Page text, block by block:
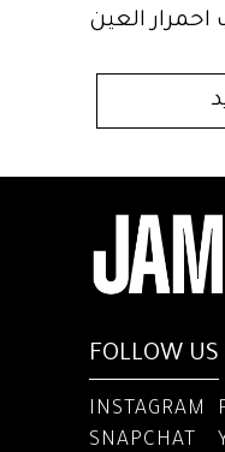
العين
FOLLOW US
INSTAGRAM
SNAPCHAT